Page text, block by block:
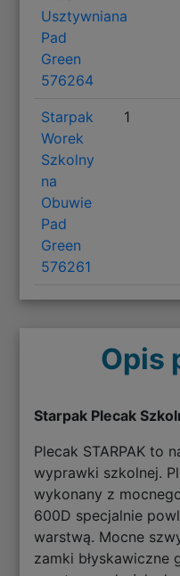
Usztywniana
Pad
Green
576264
Starpak
Worek
Szkolny
na
Obuwie
Pad
Green
576261
1
Opis
Starpak Plecak
Plecak STARPAK to
wyprawki szkolnej.
wykonany z
600D specjalnie
warstwą. Mocne
zamki błyskawiczne